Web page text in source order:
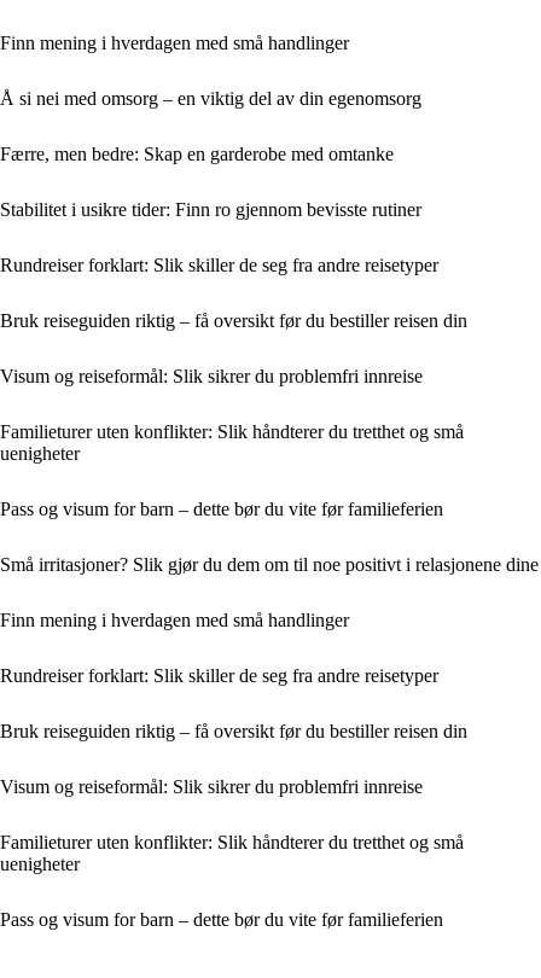
Finn mening i hverdagen med små handlinger
Å si nei med omsorg – en viktig del av din egenomsorg
Færre, men bedre: Skap en garderobe med omtanke
Stabilitet i usikre tider: Finn ro gjennom bevisste rutiner
Rundreiser forklart: Slik skiller de seg fra andre reisetyper
Bruk reiseguiden riktig – få oversikt før du bestiller reisen din
Visum og reiseformål: Slik sikrer du problemfri innreise
Familieturer uten konflikter: Slik håndterer du tretthet og små
uenigheter
Pass og visum for barn – dette bør du vite før familieferien
Små irritasjoner? Slik gjør du dem om til noe positivt i relasjonene dine
Finn mening i hverdagen med små handlinger
Rundreiser forklart: Slik skiller de seg fra andre reisetyper
Bruk reiseguiden riktig – få oversikt før du bestiller reisen din
Visum og reiseformål: Slik sikrer du problemfri innreise
Familieturer uten konflikter: Slik håndterer du tretthet og små
uenigheter
Pass og visum for barn – dette bør du vite før familieferien